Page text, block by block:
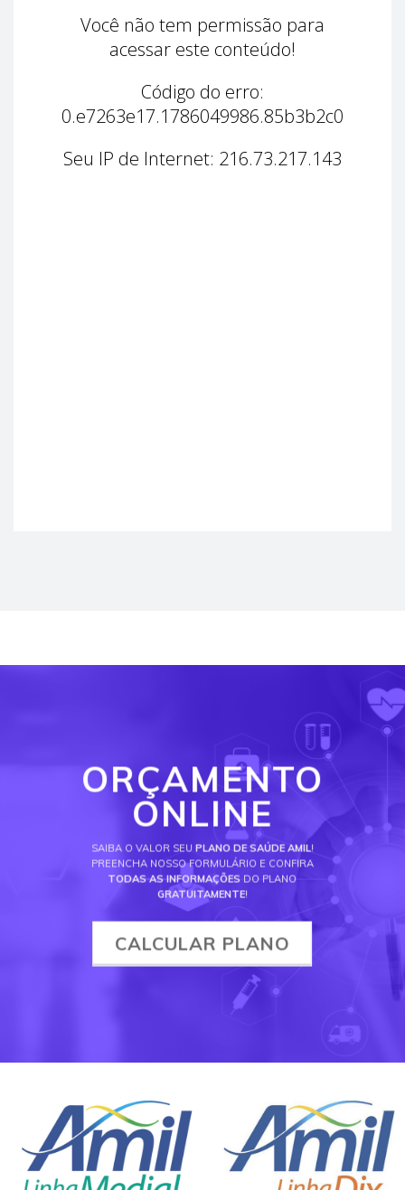
ORÇAMENTO
ONLINE
SAIBA O VALOR SEU PLANO DE SAÚDE AMIL!
PREENCHA NOSSO FORMULÁRIO E CONFIRA
TODAS AS INFORMAÇÕES DO PLANO
GRATUITAMENTE!
CALCULAR PLANO